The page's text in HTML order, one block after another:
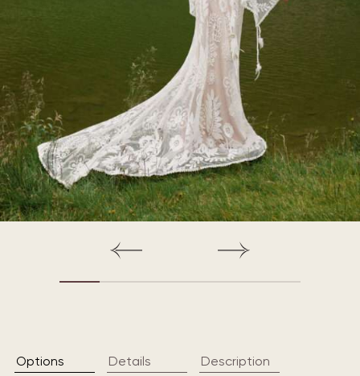
Options Details Description